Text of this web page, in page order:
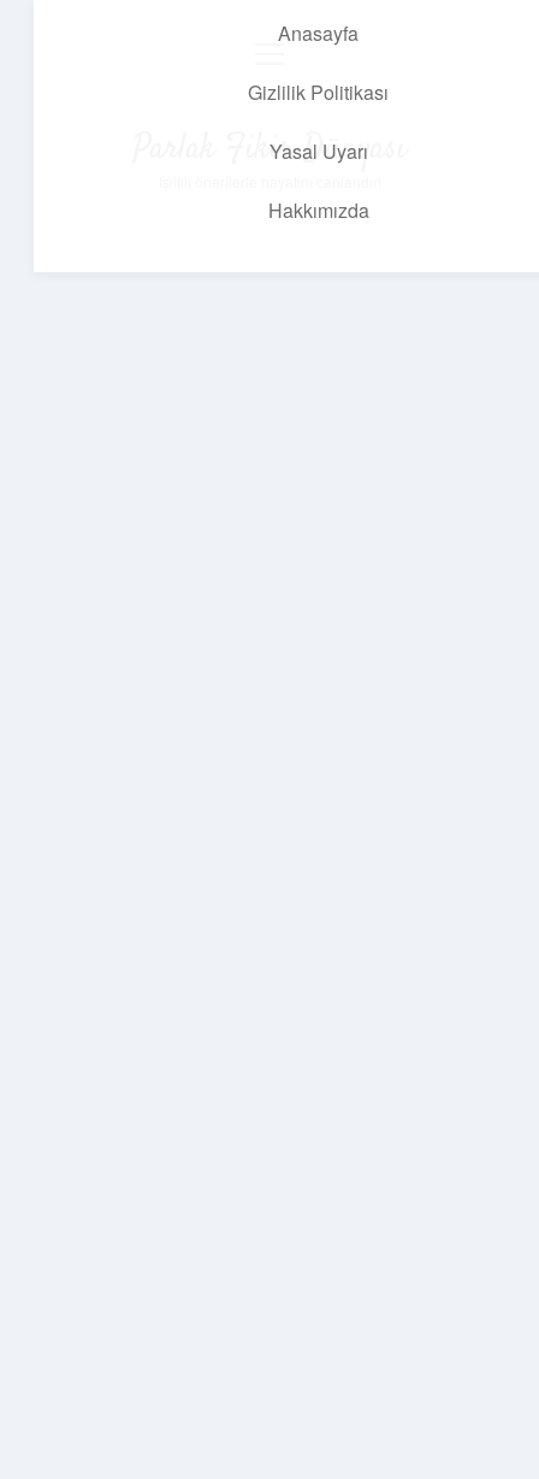
Anasayfa
Gizlilik Politikası
Yasal Uyarı
Hakkımızda
Parlak Fikir Dünyası